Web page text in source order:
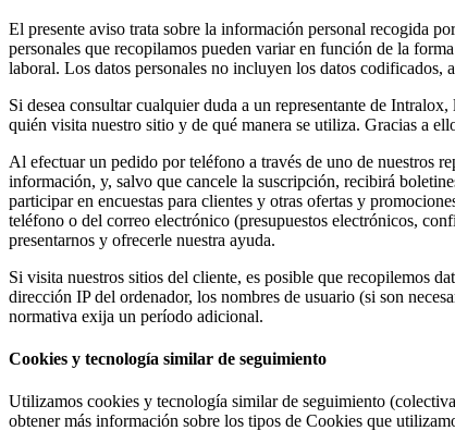
El presente aviso trata sobre la información personal recogida
personales que recopilamos pueden variar en función de la
laboral. Los datos personales no incluyen los datos codificados,
Si desea consultar cualquier duda a un representante de
quién visita nuestro sitio y de qué manera se utiliza. Gracias a
Al efectuar un pedido por teléfono a través de uno de nuestros
información, y, salvo que cancele la suscripción, recibirá
participar en encuestas para clientes y otras ofertas y
teléfono o del correo electrónico (presupuestos electrónicos,
presentarnos y ofrecerle nuestra ayuda.
Si visita nuestros sitios del cliente, es posible que recopilemos
dirección IP del ordenador, los nombres de usuario (si son
normativa exija un período adicional.
Cookies y tecnología similar de seguimiento
Utilizamos cookies y tecnología similar de seguimiento
obtener más información sobre los tipos de Cookies que